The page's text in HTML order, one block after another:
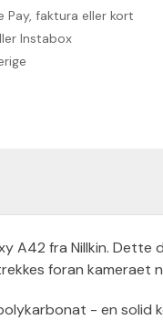
Pay, faktura eller kort
Instabox
A42 fra Nillkin.
foran kameraet
- en solid